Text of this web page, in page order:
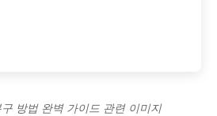
방법 완벽 가이드 관련 이미지